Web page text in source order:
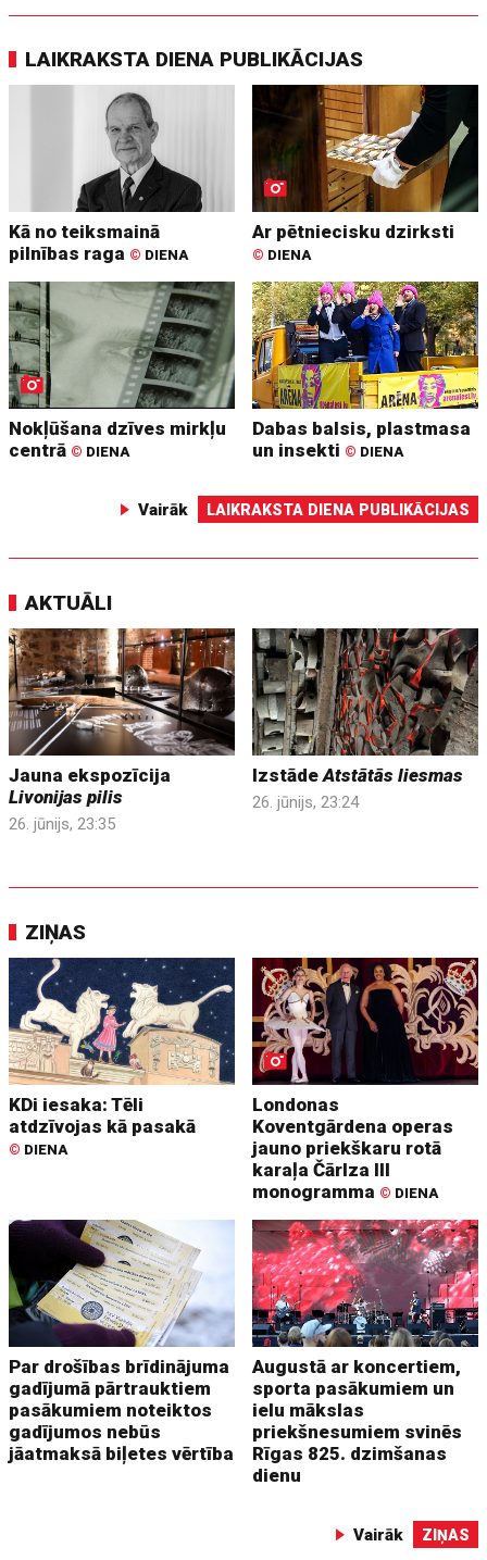
LAIKRAKSTA DIENA PUBLIKĀCIJAS
Kā no teiksmainā
pilnības raga © DIENA
Ar pētniecisku dzirksti
© DIENA
Nokļūšana dzīves mirkļu
centrā © DIENA
Dabas balsis, plastmasa
un insekti © DIENA
Vairāk LAIKRAKSTA DIENA PUBLIKĀCIJAS
AKTUĀLI
Jauna ekspozīcija
Livonijas pilis
26. jūnijs, 23:35
IzstādeAtstātās liesmas
26. jūnijs, 23:24
ZIŅAS
KDi iesaka: Tēli
atdzīvojas kā pasakā
© DIENA
Londonas
Koventgārdena operas
jauno priekškaru rotā
karaļa Čārlza III
monogramma © DIENA
Par drošības brīdinājuma
gadījumā pārtrauktiem
pasākumiem noteiktos
gadījumos nebūs
jāatmaksā biļetes vērtība
Augustā ar koncertiem,
sporta pasākumiem un
ielu mākslas
priekšnesumiem svinēs
Rīgas 825. dzimšanas
dienu
Vairāk ZIŅAS